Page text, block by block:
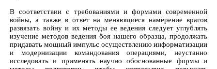
В соответствии с требованиями и формами современной
войны, а также в ответ на меняющиеся намерение врагов
развязать войну и их методы ее ведения следует углублять
изучение методов ведения боя нашего образца, продолжать
придавать мощный импульс осуществлению информатизации
и модернизации командования операциями, неустанно
исследовать и применять научно обоснованные формы и